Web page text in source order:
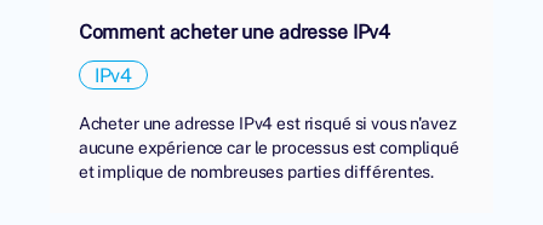
Comment acheter une adresse IPv4
IPv4
Acheter une adresse IPv4 est risqué si vous n'avez
aucune expérience car le processus est compliqué
et implique de nombreuses parties différentes.